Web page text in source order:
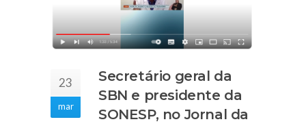
23
mar
Secretário geral da
SBN e presidente da
SONESP, no Jornal da